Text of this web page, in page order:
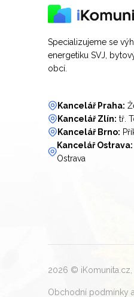
Specializujeme se
energetiku SVJ,
obcí.
Kancelář Praha:
Kancelář Zlín: tř.
Kancelář Brno:
Kancelář Ostrava:
Ostrava
2026 © iKomunita.cz,
Obchodní podmínky